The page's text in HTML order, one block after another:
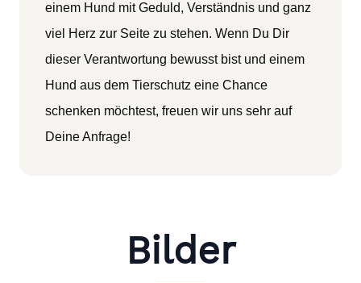
einem Hund mit Geduld, Verständnis und ganz
viel Herz zur Seite zu stehen. Wenn Du Dir
dieser Verantwortung bewusst bist und einem
Hund aus dem Tierschutz eine Chance
schenken möchtest, freuen wir uns sehr auf
Deine Anfrage!
Bilder